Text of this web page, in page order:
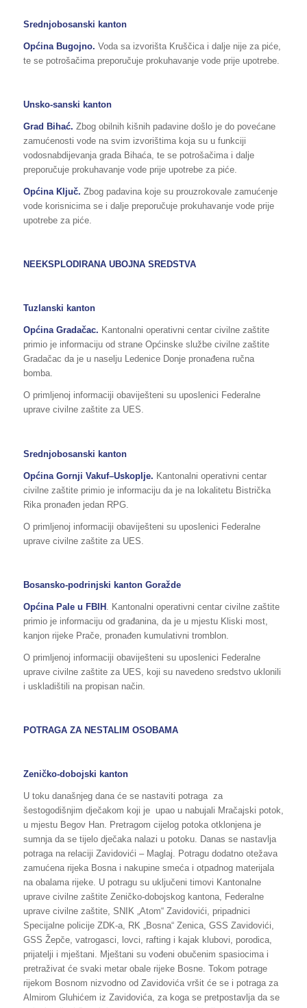
Srednjobosanski kanton
Općina Bugojno. Voda sa izvorišta Kruščica i dalje nije za piće,
te se potrošačima preporučuje prokuhavanje vode prije upotrebe.
Unsko-sanski kanton
Grad Bihać. Zbog obilnih kišnih padavine došlo je do povećane
zamućenosti vode na svim izvorištima koja su u funkciji
vodosnabdijevanja grada Bihaća, te se potrošačima i dalje
preporučuje prokuhavanje vode prije upotrebe za piće.
Općina Ključ. Zbog padavina koje su prouzrokovale zamućenje
vode korisnicima se i dalje preporučuje prokuhavanje vode prije
upotrebe za piće.
NEEKSPLODIRANA UBOJNA SREDSTVA
Tuzlanski kanton
Općina Gradačac. Kantonalni operativni centar civilne zaštite
primio je informaciju od strane Općinske službe civilne zaštite
Gradačac da je u naselju Ledenice Donje pronađena ručna
bomba.
O primljenoj informaciji obaviješteni su uposlenici Federalne
uprave civilne zaštite za UES.
Srednjobosanski kanton
Općina Gornji Vakuf–Uskoplje. Kantonalni operativni centar
civilne zaštite primio je informaciju da je na lokalitetu Bistrička
Rika pronađen jedan RPG.
O primljenoj informaciji obaviješteni su uposlenici Federalne
uprave civilne zaštite za UES.
Bosansko-podrinjski kanton Goražde
Općina Pale u FBIH
. Kantonalni operativni centar civilne zaštite
primio je informaciju od građanina, da je u mjestu Kliski most,
kanjon rijeke Prače, pronađen kumulativni tromblon.
O primljenoj informaciji obaviješteni su uposlenici Federalne
uprave civilne zaštite za UES, koji su navedeno sredstvo uklonili
i uskladištili na propisan način.
POTRAGA ZA NESTALIM OSOBAMA
Zeničko-dobojski kanton
U toku današnjeg dana će se nastaviti potraga za
šestogodišnjim dječakom koji je upao u nabujali Mračajski potok,
u mjestu Begov Han. Pretragom cijelog potoka otklonjena je
sumnja da se tijelo dječaka nalazi u potoku. Danas se nastavlja
potraga na relaciji Zavidovići – Maglaj. Potragu dodatno otežava
zamućena rijeka Bosna i nakupine smeća i otpadnog materijala
na obalama rijeke. U potragu su uključeni timovi Kantonalne
uprave civilne zaštite Zeničko-dobojskog kantona, Federalne
uprave civilne zaštite, SNIK „Atom“ Zavidovići, pripadnici
Specijalne policije ZDK-a, RK „Bosna“ Zenica, GSS Zavidovići,
GSS Žepče, vatrogasci, lovci, rafting i kajak klubovi, porodica,
prijatelji i mještani. Mještani su vođeni obučenim spasiocima i
pretraživat će svaki metar obale rijeke Bosne. Tokom potrage
rijekom Bosnom nizvodno od Zavidovića vršit će se i potraga za
Almirom Gluhićem iz Zavidovića, za koga se pretpostavlja da se